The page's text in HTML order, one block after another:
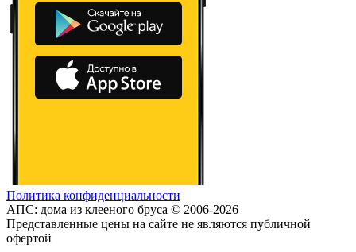
Политика конфиденциальности
АПС: дома из клееного бруса © 2006-2026
Представленные цены на сайте не являются публичной
офертой